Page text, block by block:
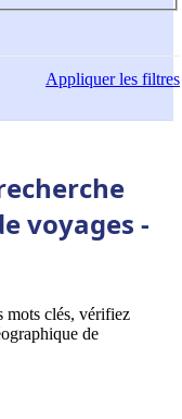
Appliquerles filtres
voyages -
mots clés, vérifiez
de